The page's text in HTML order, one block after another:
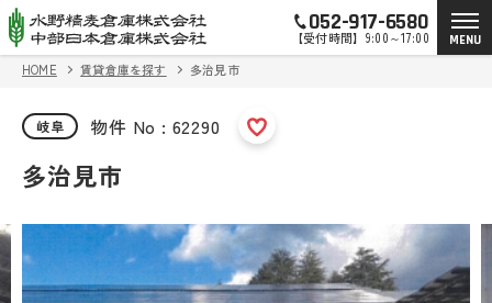
052-917-6580
【受付時間】9:00～17:00 MENU
HOME 賃貸倉庫を探す 多治見市
岐阜 物件 No : 62290
多治見市